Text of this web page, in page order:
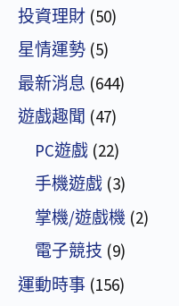
投資理財 (50)
星情運勢 (5)
最新消息 (644)
遊戲趣聞 (47)
PC遊戲 (22)
手機遊戲 (3)
掌機/遊戲機 (2)
電子競技 (9)
運動時事 (156)